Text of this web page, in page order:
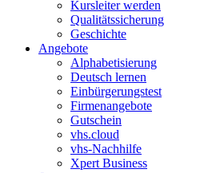
Kursleiter werden
Qualitätssicherung
Geschichte
Angebote
Alphabetisierung
Deutsch lernen
Einbürgerungstest
Firmenangebote
Gutschein
vhs.cloud
vhs-Nachhilfe
Xpert Business